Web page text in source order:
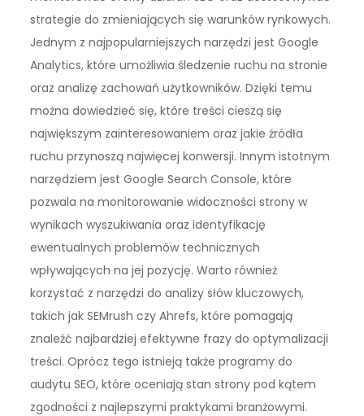
strategie do zmieniających się warunków rynkowych.
Jednym z najpopularniejszych narzędzi jest Google
Analytics, które umożliwia śledzenie ruchu na stronie
oraz analizę zachowań użytkowników. Dzięki temu
można dowiedzieć się, które treści cieszą się
największym zainteresowaniem oraz jakie źródła
ruchu przynoszą najwięcej konwersji. Innym istotnym
narzędziem jest Google Search Console, które
pozwala na monitorowanie widoczności strony w
wynikach wyszukiwania oraz identyfikację
ewentualnych problemów technicznych
wpływających na jej pozycję. Warto również
korzystać z narzędzi do analizy słów kluczowych,
takich jak SEMrush czy Ahrefs, które pomagają
znaleźć najbardziej efektywne frazy do optymalizacji
treści. Oprócz tego istnieją także programy do
audytu SEO, które oceniają stan strony pod kątem
zgodności z najlepszymi praktykami branżowymi.